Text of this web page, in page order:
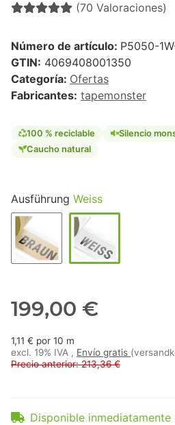
(70 Valoraciones)
Número de artículo: P5050-
GTIN: 4069408001350
Categoría: Ofertas
Fabricantes: tapemonster
100 % reciclable Silencio
Caucho natural
Ausführung Weiss
199,00 €
1,11 € por 10 m
excl. 19% IVA , Envío gratis
Precio anterior: 213,36 €
Disponible inmediatamente